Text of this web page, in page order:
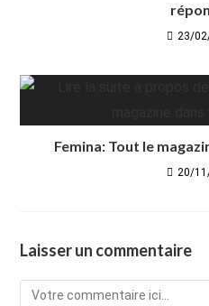
23/
Femina: Tout le
20/
Laisser un commentaire
Comment